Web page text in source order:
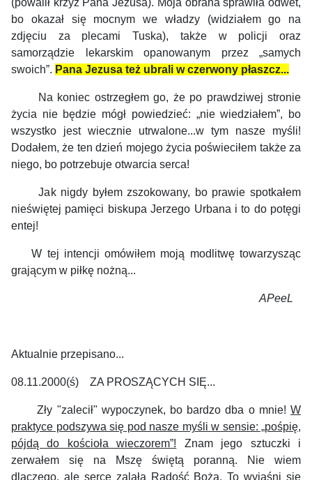
(powalił krzyż Pana Jezusa). Moja obrana sprawiła odwet,
bo okazał się mocnym we władzy (widziałem go na
zdjęciu za plecami Tuska), także w policji oraz
samorządzie lekarskim opanowanym przez „samych
swoich”. Pana Jezusa też ubrali w czerwony płaszcz...
Na koniec ostrzegłem go, że po prawdziwej stronie
życia nie będzie mógł powiedzieć: „nie wiedziałem”, bo
wszystko jest wiecznie utrwalone...w tym nasze myśli!
Dodałem, że ten dzień mojego życia poświeciłem także za
niego, bo potrzebuje otwarcia serca!
Jak nigdy byłem zszokowany, bo prawie spotkałem
nieświętej pamięci biskupa Jerzego Urbana i to do potęgi
entej!
W tej intencji omówiłem moją modlitwę towarzysząc
grającym w piłkę nożną...
APeeL
Aktualnie przepisano...
08.11.2000(ś) ZA PROSZĄCYCH SIĘ...
Zły "zalecił" wypoczynek, bo bardzo dba o mnie! W
praktyce podszywa się pod nasze myśli w sensie: „pośpię,
pójdą do kościoła wieczorem”! Znam jego sztuczki i
zerwałem się na Mszę świętą poranną. Nie wiem
dlaczego, ale serce zalała Radość Boża. To wyjaśni się